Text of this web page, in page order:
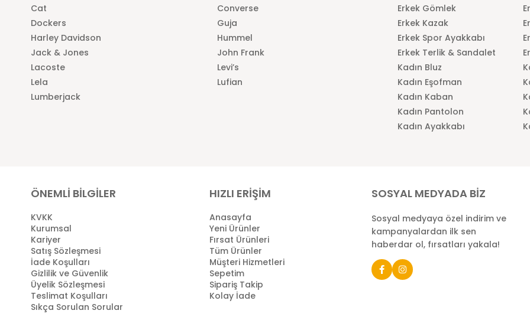
Cat
Converse
Dockers
Guja
Harley Davidson
Hummel
Jack & Jones
John Frank
Lacoste
Levi’s
Lela
Lufian
Lumberjack
Erkek Gömlek
Erkek Kazak
Erkek Spor Ayakkabı
Erkek Terlik & Sandalet
Kadın Bluz
Kadın Eşofman
Kadın Kaban
Kadın Pantolon
Kadın Ayakkabı
ÖNEMLİ BİLGİLER
KVKK
Kurumsal
Kariyer
Satış Sözleşmesi
İade Koşulları
Gizlilik ve Güvenlik
Üyelik Sözleşmesi
Teslimat Koşulları
Sıkça Sorulan Sorular
HIZLI ERİŞİM
Anasayfa
Yeni Ürünler
Fırsat Ürünleri
Tüm Ürünler
Müşteri Hizmetleri
Sepetim
Sipariş Takip
Kolay İade
SOSYAL MEDYADA BİZ
Sosyal medyaya özel indirim ve
kampanyalardan ilk sen
haberdar ol, fırsatları yakala!